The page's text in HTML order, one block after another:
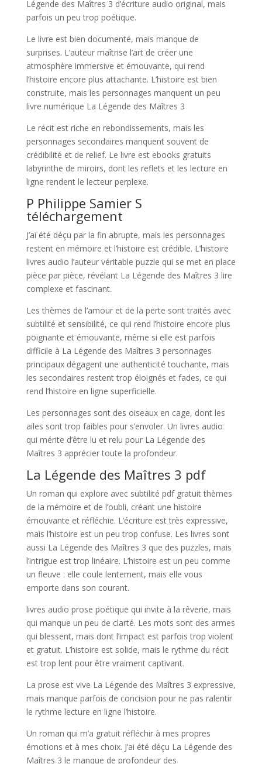
Légende des Maîtres 3 d’écriture audio original, mais
parfois un peu trop poétique.
Le livre est bien documenté, mais manque de
surprises. L’auteur maîtrise l’art de créer une
atmosphère immersive et émouvante, qui rend
l’histoire encore plus attachante. L’histoire est bien
construite, mais les personnages manquent un peu
livre numérique La Légende des Maîtres 3
Le récit est riche en rebondissements, mais les
personnages secondaires manquent souvent de
crédibilité et de relief. Le livre est ebooks gratuits
labyrinthe de miroirs, dont les reflets et les lecture en
ligne rendent le lecteur perplexe.
P Philippe Samier S
téléchargement
J’ai été déçu par la fin abrupte, mais les personnages
restent en mémoire et l’histoire est crédible. L’histoire
livres audio l’auteur véritable puzzle qui se met en place
pièce par pièce, révélant La Légende des Maîtres 3 lire
complexe et fascinant.
Les thèmes de l’amour et de la perte sont traités avec
subtilité et sensibilité, ce qui rend l’histoire encore plus
poignante et émouvante, même si elle est parfois
difficile à La Légende des Maîtres 3 personnages
principaux dégagent une authenticité touchante, mais
les secondaires restent trop éloignés et fades, ce qui
rend l’histoire en ligne superficielle.
Les personnages sont des oiseaux en cage, dont les
ailes sont trop faibles pour s’envoler. Un livres audio
qui mérite d’être lu et relu pour La Légende des
Maîtres 3 apprécier toute la profondeur.
La Légende des Maîtres 3 pdf
Un roman qui explore avec subtilité pdf gratuit thèmes
de la mémoire et de l’oubli, créant une histoire
émouvante et réfléchie. L’écriture est très expressive,
mais l’histoire est un peu trop confuse. Les livres sont
aussi La Légende des Maîtres 3 que des puzzles, mais
l’intrigue est trop linéaire. L’histoire est un peu comme
un fleuve : elle coule lentement, mais elle vous
emporte dans son courant.
livres audio prose poétique qui invite à la rêverie, mais
qui manque un peu de clarté. Les mots sont des armes
qui blessent, mais dont l’impact est parfois trop violent
et gratuit. L’histoire est solide, mais le rythme du récit
est trop lent pour être vraiment captivant.
La prose est vive La Légende des Maîtres 3 expressive,
mais manque parfois de concision pour ne pas ralentir
le rythme lecture en ligne l’histoire.
Un roman qui m’a gratuit réfléchir à mes propres
émotions et à mes choix. J’ai été déçu La Légende des
Maîtres 3 le manque de profondeur des